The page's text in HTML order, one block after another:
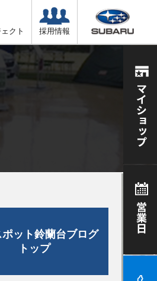
クト 採用情報
ポット鈴蘭台ブログ
トップ